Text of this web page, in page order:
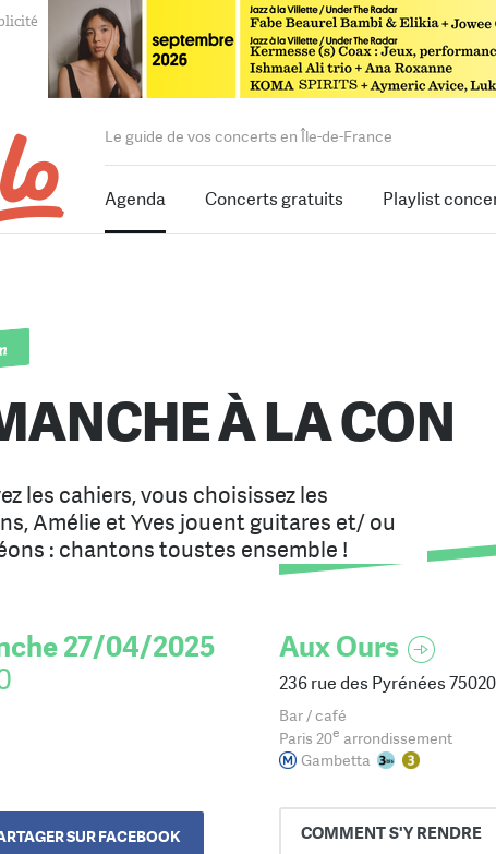
Le guide de vos concerts en Île-de-France
Agenda Concerts gratuits Playlist
À LA CON
les cahiers, vous choisissez les
Amélie et Yves jouent guitares et/ ou
: chantons toustes ensemble !
27/04/2025
SUR FACEBOOK
Aux Ours
236 rue des Pyrénées
Bar / café
Paris 20e arrondissement
Gambetta
COMMENTS'Y RENDRE